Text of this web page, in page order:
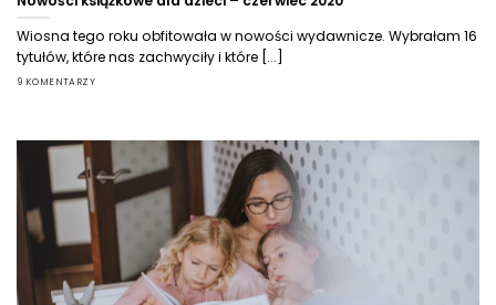
Wiosna tego roku obfitowała w nowości wydawnicze. Wybrałam 16
tytułów, które nas zachwyciły i które [...]
9 KOMENTARZY